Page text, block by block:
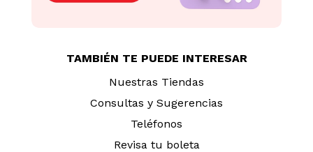
TAMBIÉN TE PUEDE INTERESAR
Nuestras Tiendas
Consultas y Sugerencias
Teléfonos
Revisa tu boleta